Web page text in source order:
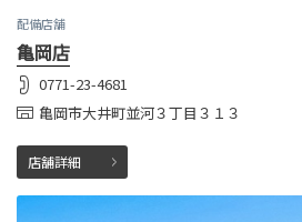
配備店舗
亀岡店
0771-23-4681
亀岡市大井町並河３丁目３１３
店舗詳細